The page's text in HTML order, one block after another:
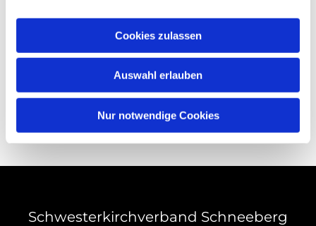
Cookies zulassen
Auswahl erlauben
Nur notwendige Cookies
Schwesterkirchverband Schneeberg